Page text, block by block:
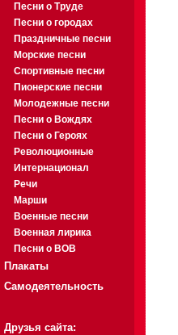
Песни о Труде
Песни о городах
Праздничные песни
Морские песни
Спортивные песни
Пионерские песни
Молодежные песни
Песни о Вождях
Песни о Героях
Революционные
Интернационал
Речи
Марши
Военные песни
Военная лирика
Песни о ВОВ
Плакаты
Самодеятельность
Друзья сайта: